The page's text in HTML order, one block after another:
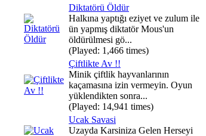
Diktatörü Öldür
Halkına yaptığı eziyet ve zulum ile
ün yapmış diktatör Mous'un
öldürülmesi gö...
(Played: 1,466 times)
Çiftlikte Av !!
Minik çiftlik hayvanlarının
kaçamasına izin vermeyin. Oyun
yüklendikten sonra...
(Played: 14,941 times)
Ucak Savasi
Uzayda Karsiniza Gelen Herseyi